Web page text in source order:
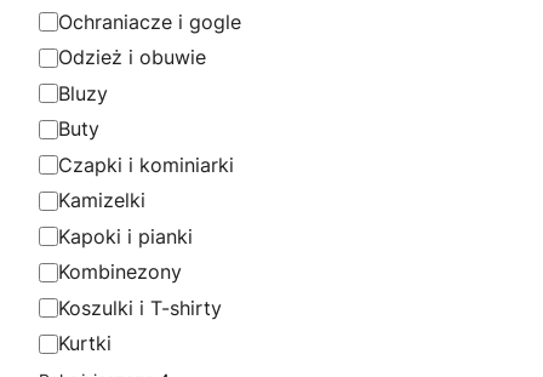
r
i
a
Ochraniacze i gogle
Odzież i obuwie
Bluzy
Buty
Czapki i kominiarki
Kamizelki
Kapoki i pianki
Kombinezony
Koszulki i T-shirty
Kurtki